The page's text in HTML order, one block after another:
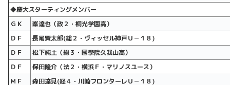
◆慶大スターティングメンバー
ＧＫ
峯達也（政２・桐光学園高）
ＤＦ
長尾賢太郎(総２・ヴィッセル神戸Ｕ－１８)
ＤＦ
松下純土（総３・國學院久我山高）
ＤＦ
保田隆介（法２・横浜Ｆ・マリノスユース）
ＭＦ
森田達見(経４・川崎フロンターレＵ－１８)